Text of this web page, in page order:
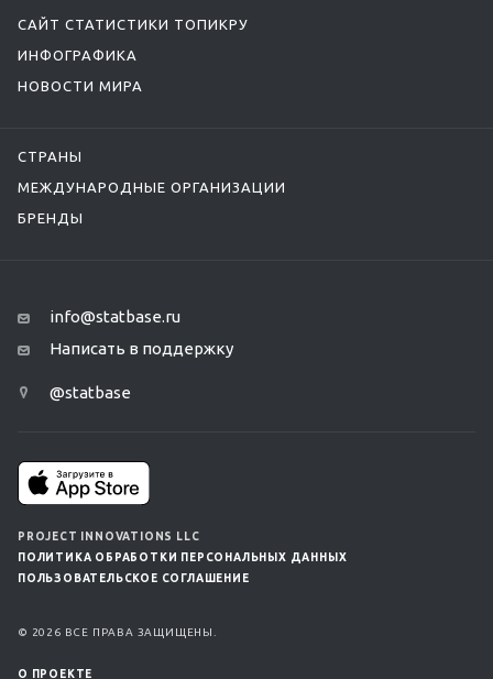
САЙТ СТАТИСТИКИ ТОПИКРУ
ИНФОГРАФИКА
НОВОСТИ МИРА
СТРАНЫ
МЕЖДУНАРОДНЫЕ ОРГАНИЗАЦИИ
БРЕНДЫ
info@statbase.ru
Написать в поддержку
@statbase
PROJECT INNOVATIONS LLC
ПОЛИТИКА ОБРАБОТКИ ПЕРСОНАЛЬНЫХ ДАННЫХ
ПОЛЬЗОВАТЕЛЬСКОЕ СОГЛАШЕНИЕ
© 2026 ВСЕ ПРАВА ЗАЩИЩЕНЫ.
О ПРОЕКТЕ